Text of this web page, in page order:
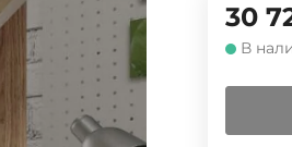
30
В